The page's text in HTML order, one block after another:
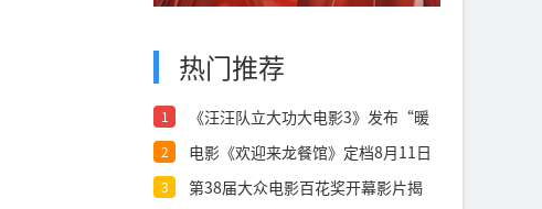
热门推荐
1
《汪汪队立大功大电影3》发布“暖
2
电影《欢迎来龙餐馆》定档8月11日
3
第38届大众电影百花奖开幕影片揭